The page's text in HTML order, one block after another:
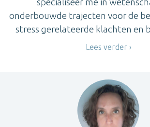
onderbouwde trajecten voor de
stress gerelateerde klachten en
Lees verder